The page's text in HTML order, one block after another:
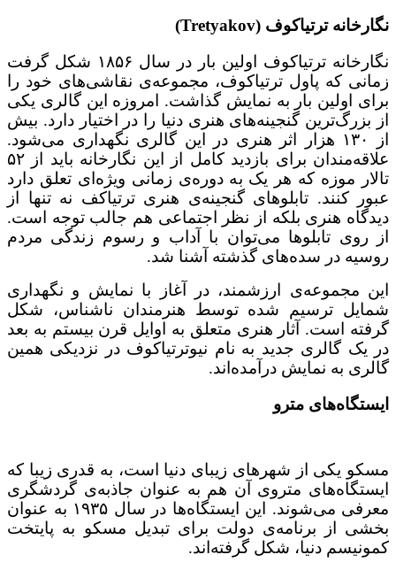
نگارخانه ترتیاکوف (Tretyakov)
نگارخانه ترتیاکوف اولین بار در سال ۱۸۵۶ شکل گرفت
زمانی که پاول ترتیاکوف، مجموعه‌ی نقاشی‌های خود را
برای اولین بار به نمایش گذاشت. امروزه این گالری یکی
از بزرگ‌ترین گنجینه‌های هنری دنیا را در اختیار دارد. بیش
از ۱۳۰ هزار اثر هنری در این گالری نگهداری می‌شود.
علاقه‌مندان برای بازدید کامل از این نگارخانه باید از ۵۲
تالار موزه که هر یک به دوره‌ی زمانی ویژه‌ای تعلق دارد
عبور کنند. تابلوهای گنجینه‌ی هنری ترتیاکف نه تنها از
دیدگاه هنری بلکه از نظر اجتماعی هم جالب توجه است.
از روی تابلوها می‌توان با آداب و رسوم زندگی مردم
روسیه در سده‌های گذشته آشنا شد.
این مجموعه‌ی ارزشمند، در آغاز با نمایش و نگهداری
شمایل ترسیم شده توسط هنرمندان ناشناس، شکل
گرفته است. آثار هنری متعلق به اوایل قرن بیستم به بعد
در یک گالری جدید به نام نیوترتیاکوف در نزدیکی همین
گالری به نمایش درآمده‌اند.
ایستگاه‌های مترو
مسکو یکی از شهرهای زیبای دنیا است، به قدری زیبا که
ایستگاه‌های متروی آن هم به عنوان جاذبه‌ی گردشگری
معرفی می‌شوند. این ایستگاه‌ها در سال ۱۹۳۵ به عنوان
بخشی از برنامه‌ی دولت برای تبدیل مسکو به پایتخت
کمونیسم دنیا، شکل گرفته‌اند.